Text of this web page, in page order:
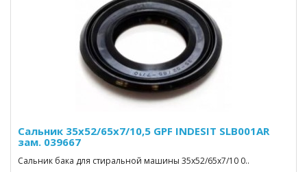
Сальник 35х52/65х7/10,5 GPF INDESIT SLB001AR
зам. 039667
Сальник бака для стиральной машины 35x52/65x7/10 0..